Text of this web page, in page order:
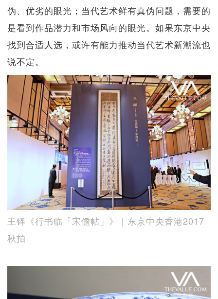
伪、优劣的眼光；当代艺术鲜有真伪问题，需要的
是看到作品潜力和市场风向的眼光。如果东京中央
找到合适人选，或许有能力推动当代艺术新潮流也
说不定。
王铎《行书临「宋儋帖」》｜东京中央香港2017
秋拍